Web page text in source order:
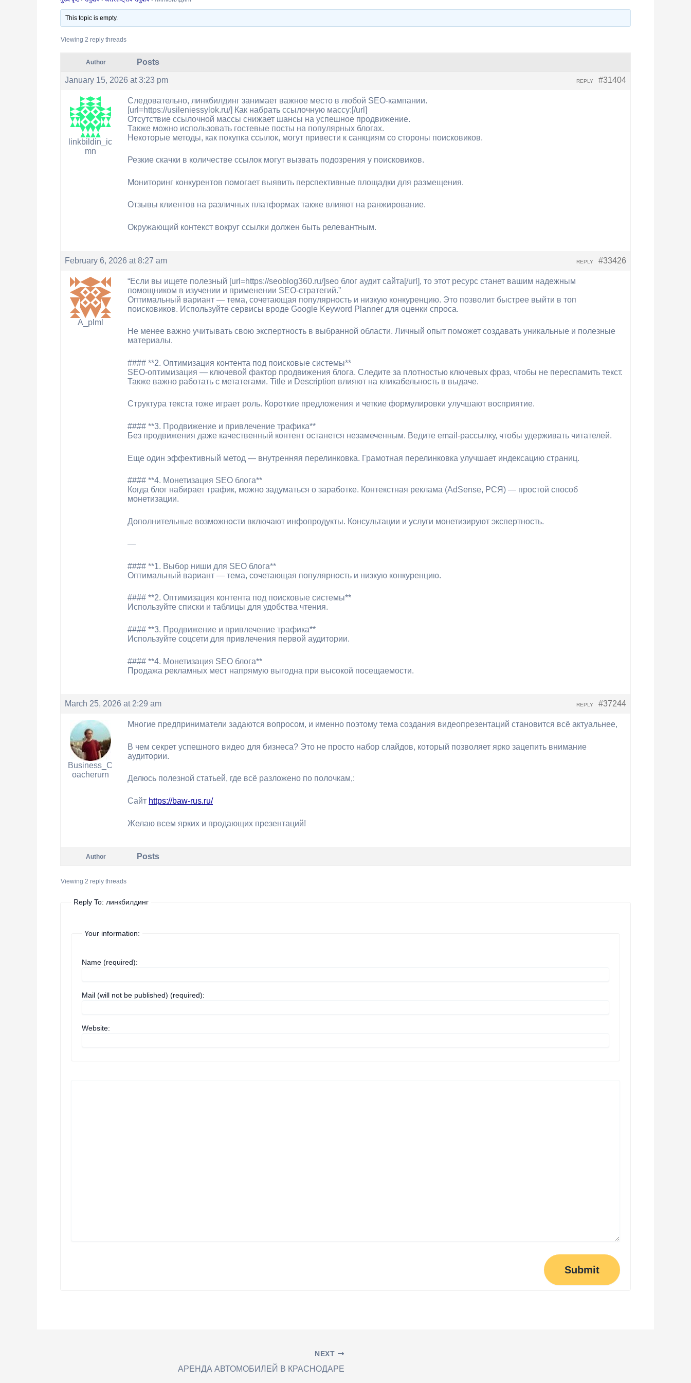
This topic is empty.
Viewing 2 reply threads
Author Posts
January 15, 2026 at 3:23 pm #31404
REPLY
linkbildin_ic
mn
Следовательно, линкбилдинг занимает важное место в любой SEO-кампании.
[url=https://usileniessylok.ru/] Как набрать ссылочную массу:[/url]
Отсутствие ссылочной массы снижает шансы на успешное продвижение.
Также можно использовать гостевые посты на популярных блогах.
Некоторые методы, как покупка ссылок, могут привести к санкциям со стороны поисковиков.
Резкие скачки в количестве ссылок могут вызвать подозрения у поисковиков.
Мониторинг конкурентов помогает выявить перспективные площадки для размещения.
Отзывы клиентов на различных платформах также влияют на ранжирование.
Окружающий контекст вокруг ссылки должен быть релевантным.
February 6, 2026 at 8:27 am #33426
REPLY
A_plml
“Если вы ищете полезный [url=https://seoblog360.ru/]seo блог аудит сайта[/url], то этот ресурс станет вашим надежным
помощником в изучении и применении SEO-стратегий.”
Оптимальный вариант — тема, сочетающая популярность и низкую конкуренцию. Это позволит быстрее выйти в топ
поисковиков. Используйте сервисы вроде Google Keyword Planner для оценки спроса.
Не менее важно учитывать свою экспертность в выбранной области. Личный опыт поможет создавать уникальные и полезные
материалы.
#### **2. Оптимизация контента под поисковые системы**
SEO-оптимизация — ключевой фактор продвижения блога. Следите за плотностью ключевых фраз, чтобы не переспамить текст.
Также важно работать с метатегами. Title и Description влияют на кликабельность в выдаче.
Структура текста тоже играет роль. Короткие предложения и четкие формулировки улучшают восприятие.
#### **3. Продвижение и привлечение трафика**
Без продвижения даже качественный контент останется незамеченным. Ведите email-рассылку, чтобы удерживать читателей.
Еще один эффективный метод — внутренняя перелинковка. Грамотная перелинковка улучшает индексацию страниц.
#### **4. Монетизация SEO блога**
Когда блог набирает трафик, можно задуматься о заработке. Контекстная реклама (AdSense, РСЯ) — простой способ
монетизации.
Дополнительные возможности включают инфопродукты. Консультации и услуги монетизируют экспертность.
—
#### **1. Выбор ниши для SEO блога**
Оптимальный вариант — тема, сочетающая популярность и низкую конкуренцию.
#### **2. Оптимизация контента под поисковые системы**
Используйте списки и таблицы для удобства чтения.
#### **3. Продвижение и привлечение трафика**
Используйте соцсети для привлечения первой аудитории.
#### **4. Монетизация SEO блога**
Продажа рекламных мест напрямую выгодна при высокой посещаемости.
March 25, 2026 at 2:29 am #37244
REPLY
Business_C
oacherurn
Многие предприниматели задаются вопросом, и именно поэтому тема создания видеопрезентаций становится всё актуальнее,
В чем секрет успешного видео для бизнеса? Это не просто набор слайдов, который позволяет ярко зацепить внимание
аудитории.
Делюсь полезной статьей, где всё разложено по полочкам,:
Сайт https://baw-rus.ru/
Желаю всем ярких и продающих презентаций!
Author Posts
Viewing 2 reply threads
Reply To: линкбилдинг
Your information:
Name (required):
Mail (will not be published) (required):
Website:
Submit
NEXT
АРЕНДА АВТОМОБИЛЕЙ В КРАСНОДАРЕ